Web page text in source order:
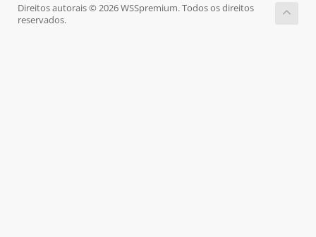
Direitos autorais © 2026 WSSpremium. Todos os direitos
reservados.